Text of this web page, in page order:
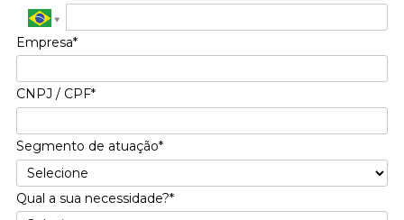
Empresa*
CNPJ / CPF*
Segmento de atuação*
Qual a sua necessidade?*